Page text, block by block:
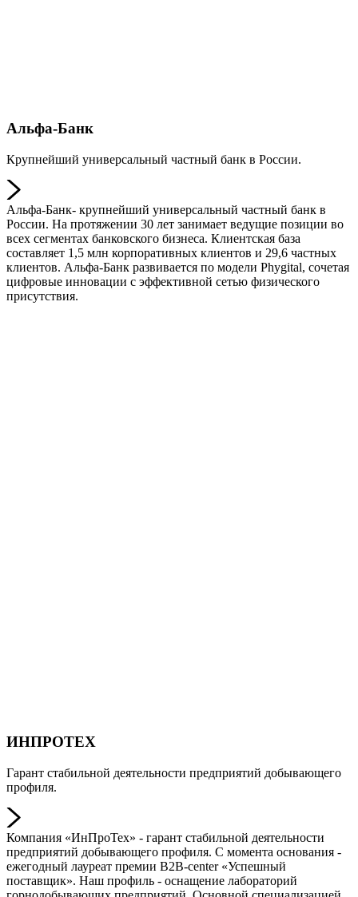
Альфа-Банк
Крупнейший универсальный частный банк в России.
Альфа-Банк- крупнейший универсальный частный банк в
России. На протяжении 30 лет занимает ведущие позиции во
всех сегментах банковского бизнеса. Клиентская база
составляет 1,5 млн корпоративных клиентов и 29,6 частных
клиентов. Альфа-Банк развивается по модели Phygital, сочетая
цифровые инновации с эффективной сетью физического
присутствия.
ИНПРОТЕХ
Гарант стабильной деятельности предприятий добывающего
профиля.
Компания «ИнПроТех» - гарант стабильной деятельности
предприятий добывающего профиля. С момента основания -
ежегодный лауреат премии B2B-center «Успешный
поставщик». Наш профиль - оснащение лабораторий